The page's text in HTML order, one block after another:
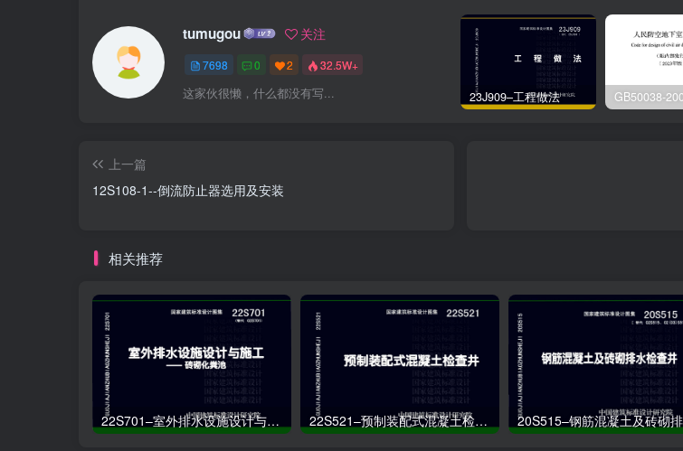
tumugou 关注
7698 0 2 32.5W+
这家伙很懒，什么都没有写... 23J909–工程做法
上一篇
12S108-1--倒流防止器选用及安装
相关推荐
22S701–室外排水设施设计与施工——砖砌化粪池 22S521–预制装配式混凝土检查井